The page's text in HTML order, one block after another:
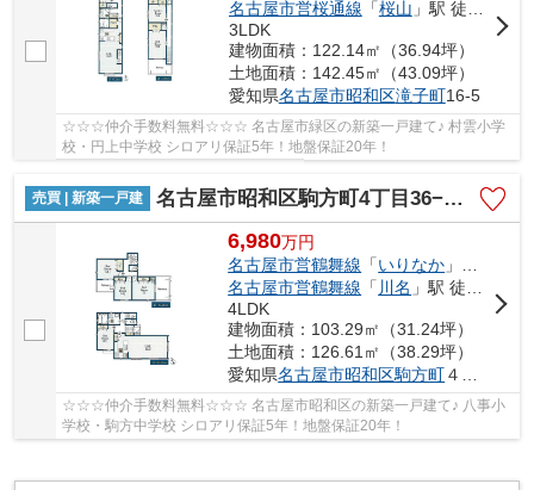
名古屋市営桜通線 「桜山 」駅 徒歩18分
3LDK
建物面積：122.14㎡（36.94坪）
土地面積：142.45㎡（43.09坪）
愛知県名古屋市昭和区滝子町16-5
☆☆☆仲介手数料無料☆☆☆ 名古屋市緑区の新築一戸建て♪ 村雲小学
校・円上中学校 シロアリ保証5年！地盤保証20年！
売買 | 新築一戸建 名古屋市昭和区駒方町4丁目36−1【仲介手数料無料】新築一戸建て
6,980万円
名古屋市営鶴舞線 「いりなか 」駅 徒歩8分
名古屋市営鶴舞線 「 川名 」駅 徒歩9分
4LDK
建物面積：103.29㎡（31.24坪）
土地面積：126.61㎡（38.29坪）
愛知県名古屋市昭和区駒方町４丁目36−1
☆☆☆仲介手数料無料☆☆☆ 名古屋市昭和区の新築一戸建て♪ 八事小
学校・駒方中学校 シロアリ保証5年！地盤保証20年！